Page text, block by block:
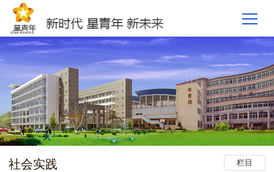
栏目
社会实践